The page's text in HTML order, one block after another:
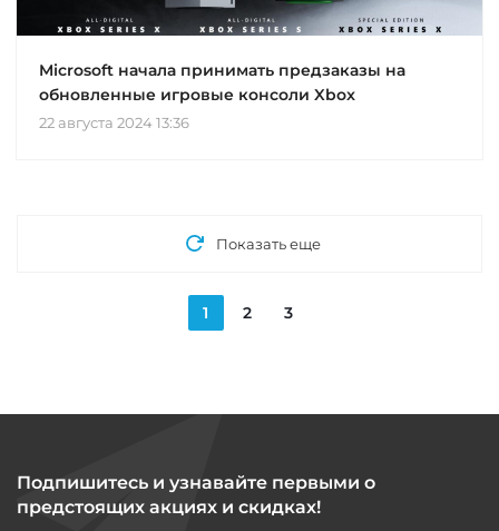
Microsoft начала принимать предзаказы на
обновленные игровые консоли Xbox
22 августа 2024 13:36
Показать еще
1 2 3
Подпишитесь и узнавайте первыми о
предстоящих акциях и скидках!